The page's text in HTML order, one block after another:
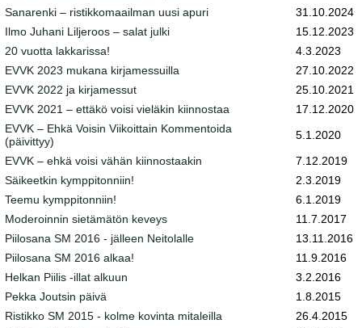
Sanarenki – ristikkomaailman uusi apuri
31.10.2024
Ilmo Juhani Liljeroos – salat julki
15.12.2023
20 vuotta lakkarissa!
4.3.2023
EVVK 2023 mukana kirjamessuilla
27.10.2022
EVVK 2022 ja kirjamessut
25.10.2021
EVVK 2021 – ettäkö voisi vieläkin kiinnostaa
17.12.2020
EVVK – Ehkä Voisin Viikoittain Kommentoida
(päivittyy)
5.1.2020
EVVK – ehkä voisi vähän kiinnostaakin
7.12.2019
Säikeetkin kymppitonniin!
2.3.2019
Teemu kymppitonniin!
6.1.2019
Moderoinnin sietämätön keveys
11.7.2017
Piilosana SM 2016 - jälleen Neitolalle
13.11.2016
Piilosana SM 2016 alkaa!
11.9.2016
Helkan Piilis -illat alkuun
3.2.2016
Pekka Joutsin päivä
1.8.2015
Ristikko SM 2015 - kolme kovinta mitaleilla
26.4.2015